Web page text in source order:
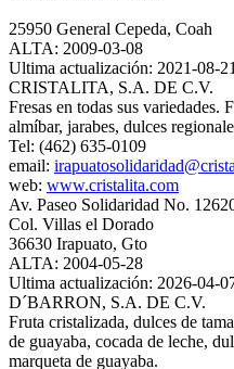
25950 General Cepeda, Coah
ALTA: 2009-03-08
Ultima actualización: 2021-08-21
CRISTALITA, S.A. DE C.V.
Fresas en todas sus variedades.
almíbar, jarabes, dulces
Tel: (462) 635-0109
email:
web: www.cristalita.com
Av. Paseo Solidaridad No.
Col. Villas el Dorado
36630 Irapuato, Gto
ALTA: 2004-05-28
Ultima actualización: 2026-04-
D´BARRON, S.A. DE C.V.
Fruta cristalizada, dulces de
de guayaba, cocada de leche,
marqueta de guayaba.